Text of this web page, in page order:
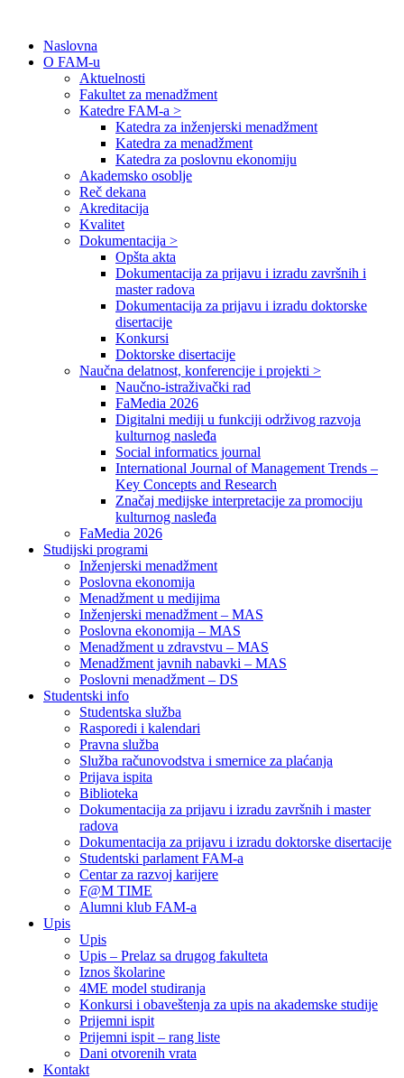
Naslovna
O FAM-u
Aktuelnosti
Fakultet za menadžment
Katedre FAM-a >
Katedra za inženjerski menadžment
Katedra za menadžment
Katedra za poslovnu ekonomiju
Akademsko osoblje
Reč dekana
Akreditacija
Kvalitet
Dokumentacija >
Opšta akta
Dokumentacija za prijavu i izradu završnih i
master radova
Dokumentacija za prijavu i izradu doktorske
disertacije
Konkursi
Doktorske disertacije
Naučna delatnost, konferencije i projekti >
Naučno-istraživački rad
FaMedia 2026
Digitalni mediji u funkciji održivog razvoja
kulturnog nasleđa
Social informatics journal
International Journal of Management Trends –
Key Concepts and Research
Značaj medijske interpretacije za promociju
kulturnog nasleđa
FaMedia 2026
Studijski programi
Inženjerski menadžment
Poslovna ekonomija
Menadžment u medijima
Inženjerski menadžment – MAS
Poslovna ekonomija – MAS
Menadžment u zdravstvu – MAS
Menadžment javnih nabavki – MAS
Poslovni menadžment – DS
Studentski info
Studentska služba
Rasporedi i kalendari
Pravna služba
Služba računovodstva i smernice za plaćanja
Prijava ispita
Biblioteka
Dokumentacija za prijavu i izradu završnih i master
radova
Dokumentacija za prijavu i izradu doktorske disertacije
Studentski parlament FAM-a
Centar za razvoj karijere
F@M TIME
Alumni klub FAM-a
Upis
Upis
Upis – Prelaz sa drugog fakulteta
Iznos školarine
4ME model studiranja
Konkursi i obaveštenja za upis na akademske studije
Prijemni ispit
Prijemni ispit – rang liste
Dani otvorenih vrata
Kontakt